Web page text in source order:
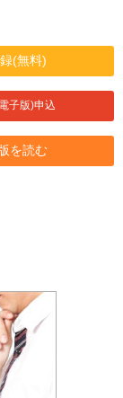
(無料)
子版)申込
を読む